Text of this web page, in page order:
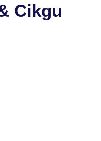
Cikgu